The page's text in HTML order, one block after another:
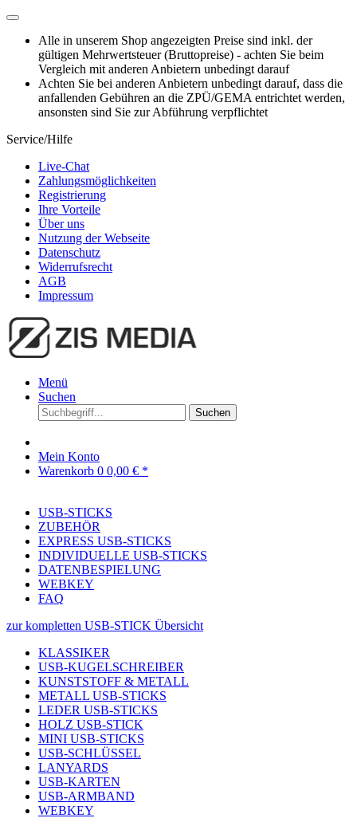
Alle in unserem Shop angezeigten Preise sind inkl. der
gültigen Mehrwertsteuer (Bruttopreise) - achten Sie beim
Vergleich mit anderen Anbietern unbedingt darauf
Achten Sie bei anderen Anbietern unbedingt darauf, dass die
anfallenden Gebühren an die ZPÜ/GEMA entrichtet werden,
ansonsten sind Sie zur Abführung verpflichtet
Service/Hilfe
Live-Chat
Zahlungsmöglichkeiten
Registrierung
Ihre Vorteile
Über uns
Nutzung der Webseite
Datenschutz
Widerrufsrecht
AGB
Impressum
Menü
Suchen
Suchen
Mein Konto
Warenkorb 0 0,00 € *
USB-STICKS
ZUBEHÖR
EXPRESS USB-STICKS
INDIVIDUELLE USB-STICKS
DATENBESPIELUNG
WEBKEY
FAQ
zur kompletten USB-STICK Übersicht
KLASSIKER
USB-KUGELSCHREIBER
KUNSTSTOFF & METALL
METALL USB-STICKS
LEDER USB-STICKS
HOLZ USB-STICK
MINI USB-STICKS
USB-SCHLÜSSEL
LANYARDS
USB-KARTEN
USB-ARMBAND
WEBKEY